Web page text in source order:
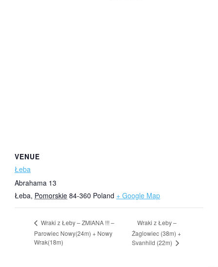
VENUE
Łeba
Abrahama 13
Łeba, Pomorskie 84-360 Poland + Google Map
Wraki z Łeby – ZMIANA !!! –
Parowiec Nowy(24m) + Nowy
Wrak(18m)
Wraki z Łeby –
Żaglowiec (38m) +
Svanhild (22m)